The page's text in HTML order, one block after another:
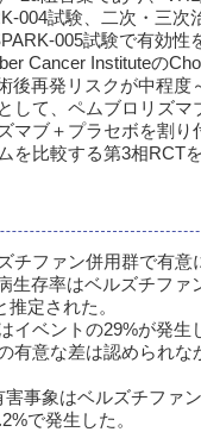
004試験、二次・三次
005試験で有効性
Cancer Instituteの
後再発リスクが中程度
して、ペムブロリズマ
マブ＋プラセボを割り
を比較する第3相RCT
チファン併用群で有意
生存率はベルズチファ
定された。
イベントの29%が発生
有意な差は認められな
事象はベルズチファ
で発生した。